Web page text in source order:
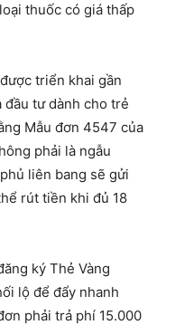
thuốc có giá thấp
triển khai gần
tư dành cho trẻ
Mẫu đơn 4547 của
phải là ngẫu
liên bang sẽ gửi
rút tiền khi đủ 18
ký Thẻ Vàng
lộ để đẩy nhanh
phải trả phí 15.000